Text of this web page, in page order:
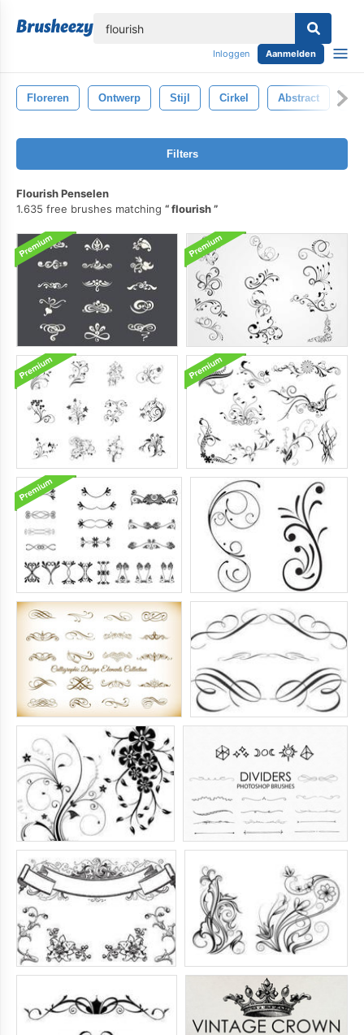
Inloggen Aanmelden
Floreren Ontwerp Stijl Cirkel Abstract
Filters
Flourish Penselen
1.635 free brushes matching
flourish